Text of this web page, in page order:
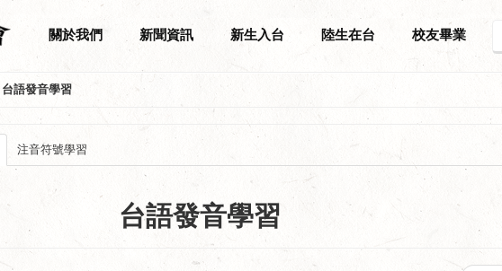
關於我們 新聞資訊 新生入台 陸生在台 校友畢業
台語發音學習
注音符號學習
台語發音學習